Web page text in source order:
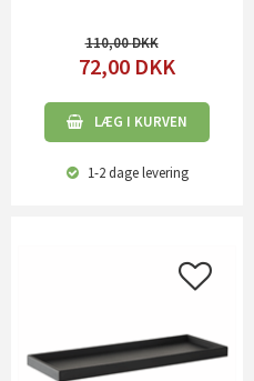
110,00
72,00 DKK
LÆG I KURVEN
1-2 dagelevering